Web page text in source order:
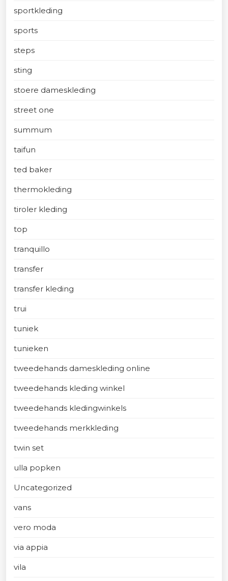
sportkleding
sports
steps
sting
stoere dameskleding
street one
summum
taifun
ted baker
thermokleding
tiroler kleding
top
tranquillo
transfer
transfer kleding
trui
tuniek
tunieken
tweedehands dameskleding online
tweedehands kleding winkel
tweedehands kledingwinkels
tweedehands merkkleding
twin set
ulla popken
Uncategorized
vans
vero moda
via appia
vila